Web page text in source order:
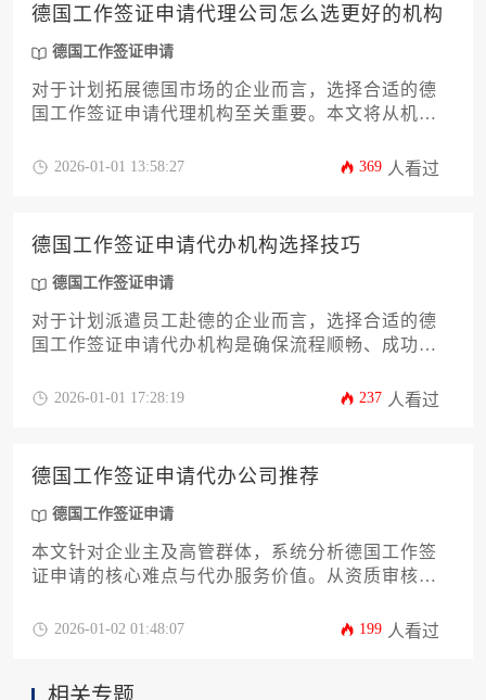
德国工作签证申请代理公司怎么选更好的机构
德国工作签证申请
对于计划拓展德国市场的企业而言，选择合适的德
国工作签证申请代理机构至关重要。本文将从机构
费用结构、沟通效率、后续支持、风险应对、行业
一套系统、实用的评估框架。通过深入分析，旨在
帮助企业规避常见陷阱，提升签证申请成功率，确
保海外人才引进计划高效推进。
2026-01-01 13:58:27 369 人看过
德国工作签证申请代办机构选择技巧
德国工作签证申请
对于计划派遣员工赴德的企业而言，选择合适的德
国工作签证申请代办机构是确保流程顺畅、成功获
从机构资质、团队专业性到服务细节与风险规避，
避潜在申请风险。
2026-01-01 17:28:19 237 人看过
德国工作签证申请代办公司推荐
德国工作签证申请
本文针对企业主及高管群体，系统分析德国工作签
证申请的核心难点与代办服务价值。从资质审核、
助企业精准选择专业代理机构，规避拒签风险并提
2026-01-02 01:48:07 199 人看过